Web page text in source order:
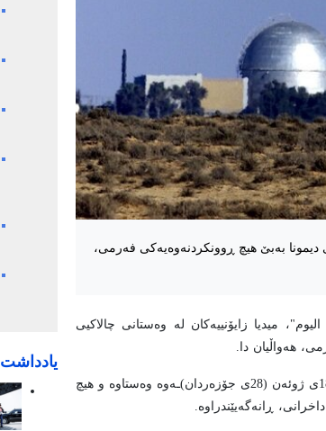
دیمونا بەبێ هیچ ڕوونکردنەوەیەکی فەرمی،
میدیا زایۆنییەکان لە وەستانی چالاکیی
هەواڵیان دا.
ئەو سەرچاوانە ڕایانگەیاند کە چالاکیی ڕاکتۆری دیمۆنا لە 18ی ژوئەن (28ی جۆزەردان)ـەوە وەستاوە و هیچ
ڕانەگەیێندراوە.
یادداشت